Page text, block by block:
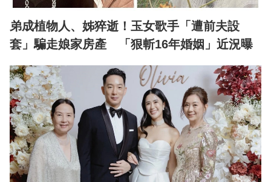
弟成植物人、姊猝逝！玉女歌手「遭前夫設
套」騙走娘家房產 「狠斬16年婚姻」近況曝